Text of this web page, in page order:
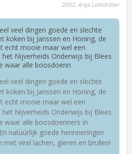
2002, Anja Lohsträter
veel dingen goede en slechte
koken bij Janssen en Honing, de
echt mooie maar wel een
Nijverheids Onderwijs bij Blees
waar alle boosdoenn
veel dingen goede en slechte
koken bij Janssen en Honing, de
echt mooie maar wel een
Nijverheids Onderwijs bij Blees
waar alle boosdoenners in
natúúrlijk goede herinneringen
met veel lachen, gieren en brullen!